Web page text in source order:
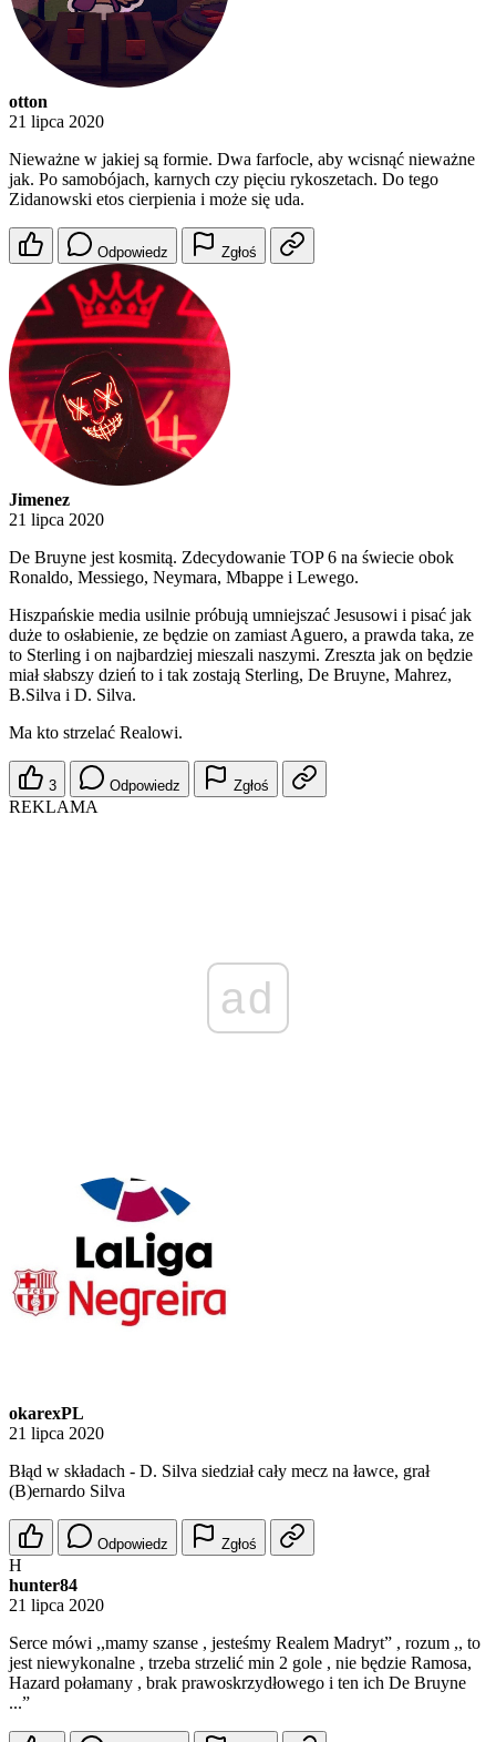
otton
21 lipca 2020
Nieważne w jakiej są formie. Dwa farfocle, aby wcisnąć nieważne
jak. Po samobójach, karnych czy pięciu rykoszetach. Do tego
Zidanowski etos cierpienia i może się uda.
Odpowiedz Zgłoś
Jimenez
21 lipca 2020
De Bruyne jest kosmitą. Zdecydowanie TOP 6 na świecie obok
Ronaldo, Messiego, Neymara, Mbappe i Lewego.
Hiszpańskie media usilnie próbują umniejszać Jesusowi i pisać jak
duże to osłabienie, ze będzie on zamiast Aguero, a prawda taka, ze
to Sterling i on najbardziej mieszali naszymi. Zreszta jak on będzie
miał słabszy dzień to i tak zostają Sterling, De Bruyne, Mahrez,
B.Silva i D. Silva.
Ma kto strzelać Realowi.
3 Odpowiedz Zgłoś
REKLAMA
ad
okarexPL
21 lipca 2020
Błąd w składach - D. Silva siedział cały mecz na ławce, grał
(B)ernardo Silva
Odpowiedz Zgłoś
H
hunter84
21 lipca 2020
Serce mówi ,,mamy szanse , jesteśmy Realem Madryt” , rozum ,, to
jest niewykonalne , trzeba strzelić min 2 gole , nie będzie Ramosa,
Hazard połamany , brak prawoskrzydłowego i ten ich De Bruyne
...”